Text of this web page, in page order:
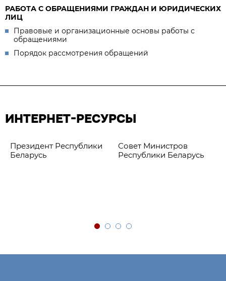
РАБОТА С ОБРАЩЕНИЯМИ ГРАЖДАН И ЮРИДИЧЕСКИХ
ЛИЦ
Правовые и организационные основы работы с
обращениями
Порядок рассмотрения обращений
ИНТЕРНЕТ-РЕСУРСЫ
Президент Республики
Беларусь
Совет Министров
Республики Беларусь